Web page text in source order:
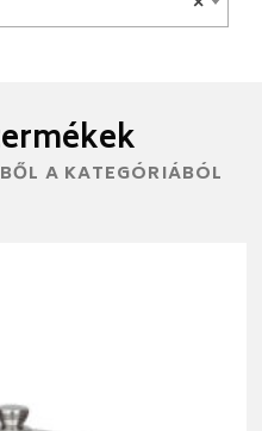
A KATEGÓRIÁBÓL